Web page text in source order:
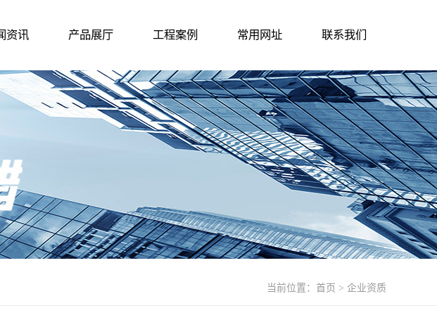
资讯 产品展厅 工程案例 常用网址 联系我们
当前位置： 首页 > 企业资质